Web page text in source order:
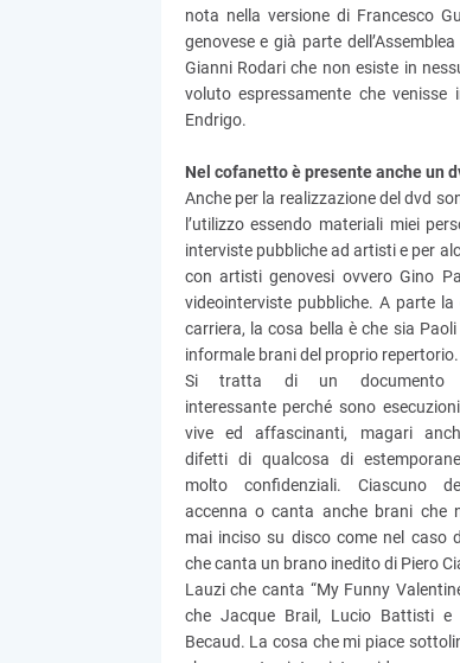
nota nella versione di Francesco
genovese e già parte
Gianni Rodari che non esiste in
voluto espressamente che
Endrigo.
Nel cofanetto è presente anche un
Anche per la realizzazione del dvd
l’utilizzo essendo materiali miei
interviste pubbliche ad artisti e per
con artisti genovesi ovvero Gino
videointerviste pubbliche. A parte
carriera, la cosa bella è che sia
informale brani del proprio repertorio.
Si tratta di un documento
interessante perché sono
vive ed affascinanti, magari
difetti di qualcosa di
molto confidenziali. Ciascuno
accenna o canta anche brani che
mai inciso su disco come nel caso
che canta un brano inedito di Piero
Lauzi che canta “My Funny
che Jacque Brail, Lucio Battisti e
Becaud. La cosa che mi piace